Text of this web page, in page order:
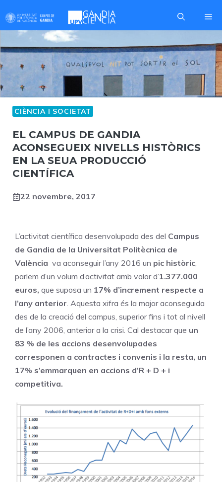
to
content
CIÈNCIA I SOCIETAT
EL CAMPUS DE GANDIA
ACONSEGUEIX NIVELLS HISTÒRICS
EN LA SEUA PRODUCCIÓ
CIENTÍFICA
22 novembre, 2017
L’activitat científica desenvolupada des del Campus
de Gandia de la Universitat Politècnica de
València va aconseguir l’any 2016 un pic històric
parlem d’un volum d’activitat amb valor d’1.377.000
euros, que suposa un 17% d’increment respecte a
l’any anterior . Aquesta xifra és la major aconseguida
des de la creació del campus, superior fins i tot al nivell
de l’any 2006, anterior a la crisi. Cal destacar que un
83 % de les accions desenvolupades
corresponen a contractes i convenis i la resta, un
17% s’emmarquen en accions d’R + D + i
competitiva.